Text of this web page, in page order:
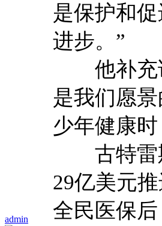
admin
是保护和
进步。”
他补充说
是我们愿
少年健康
古特雷斯
29亿美元
全民医保